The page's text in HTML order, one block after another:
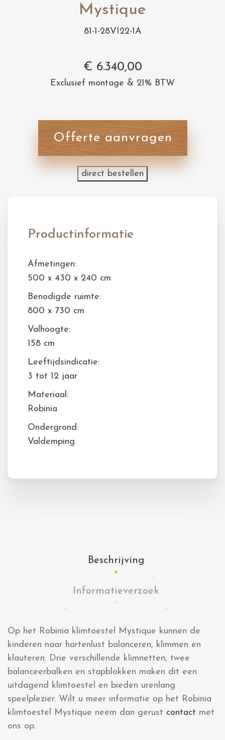
Mystique
81-1-28VI22-1A
€ 6.340,00
Exclusief montage & 21% BTW
Offerte aanvragen
direct bestellen
Productinformatie
Afmetingen:
500 x 430 x 240 cm
Benodigde ruimte:
800 x 730 cm
Valhoogte:
158 cm
Leeftijdsindicatie:
3 tot 12 jaar
Materiaal:
Robinia
Ondergrond:
Valdemping
Beschrijving
Informatieverzoek
Op het Robinia klimtoestel Mystique kunnen de
kinderen naar hartenlust balanceren, klimmen en
klauteren. Drie verschillende klimnetten, twee
balanceerbalken en stapblokken maken dit een
uitdagend klimtoestel en bieden urenlang
speelplezier. Wilt u meer informatie op het Robinia
klimtoestel Mystique neem dan gerust contact met
ons op.